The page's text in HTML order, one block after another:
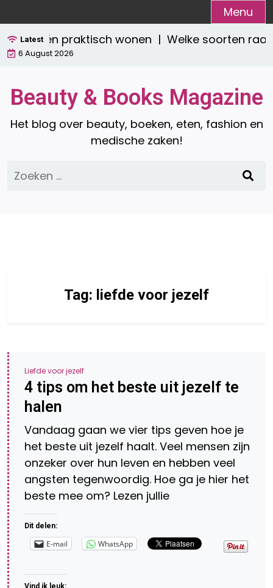
naar
de
inhoud
Menu
Latest
stijlvol én praktisch wonen | Welke soorten
6 August 2026
Beauty & Books Magazine
Het blog over beauty, boeken, eten, fashion en
medische zaken!
Zoeken
naar:
Tag: liefde voor jezelf
Liefde voor jezelf
4 tips om het beste uit jezelf te
halen
Vandaag gaan we vier tips geven hoe je
het beste uit jezelf haalt. Veel mensen zijn
onzeker over hun leven en hebben veel
angsten tegenwoordig. Hoe ga je hier het
beste mee om? Lezen jullie
Dit delen:
E-mail WhatsApp
Vind ik leuk: